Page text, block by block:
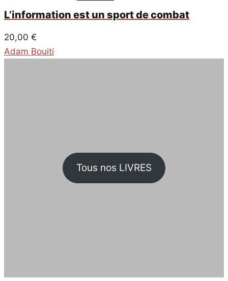
L’information est un sport de combat
20,00 €
Adam Bouiti
Tous nos LIVRES